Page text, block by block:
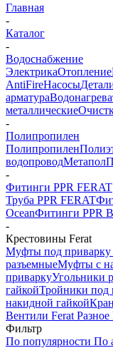
Главная
-
Каталог
-
Водоснабжение
ЭлектрикаОтопление
AntiFireНасосы
арматура
металлические
-
Полипропилен
Полипропилен
водопроводМетапол
-
Фитинги PPR FERAT
Труба PPR FERAT
OceanФитинги PPR
-
Крестовины Ferat
Муфты под приварку
разъемныеМуфты с
приваркуУгольники
гайкойТройники под
накидной гайкой
Вентили Ferat Разное
Фильтр
По популярности По